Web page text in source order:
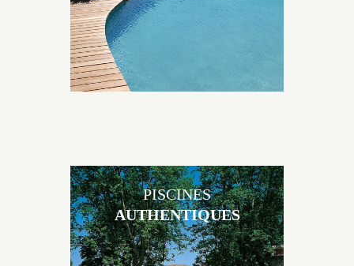
spécialisé.
PISCINES
AUTHENTIQUES